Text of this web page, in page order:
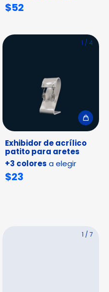
$52
1 / 4
Exhibidor de acrílico
patito para aretes
+3 colores a elegir
$23
1 / 7